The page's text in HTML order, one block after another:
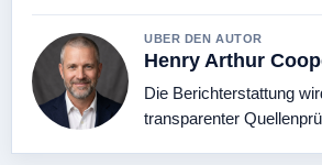
UBER DEN AUTOR
Henry Arthur
Die Berichterstattung
transparenter